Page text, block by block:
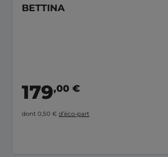
BETTINA
179,00 €
dont 0,50 € d’éco-part